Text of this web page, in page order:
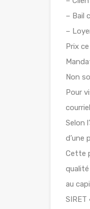
– Bail
–
Prix
Non
Pour
Selon
d’une
Cette
qualité
au